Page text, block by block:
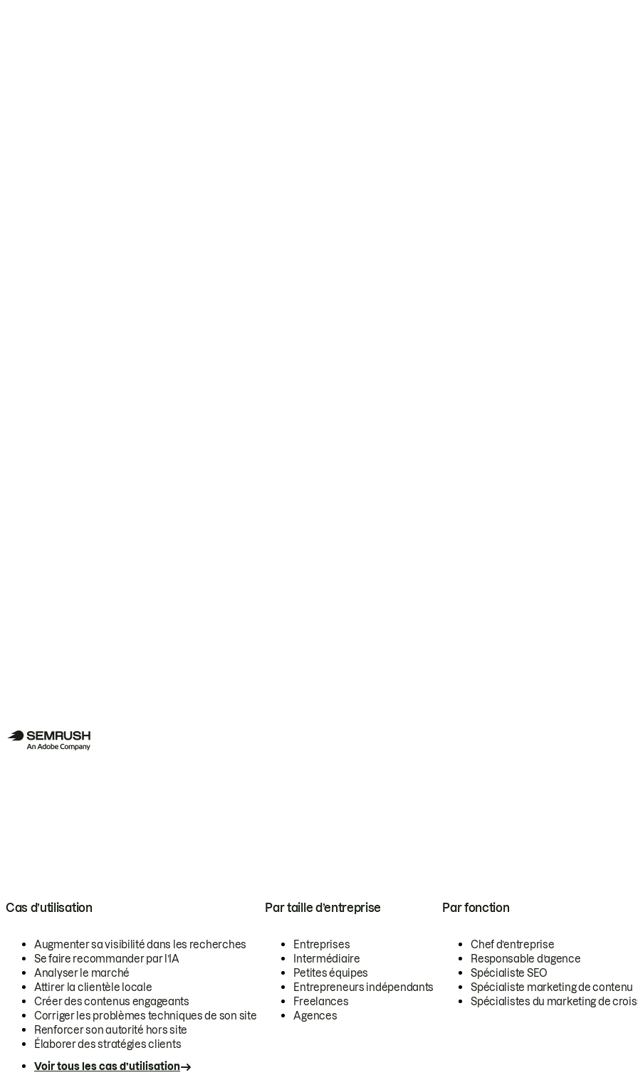
Cas d’utilisation
Augmenter sa visibilité dans les recherches
Se faire recommander par l’IA
Analyser le marché
Attirer la clientèle locale
Créer des contenus engageants
Corriger les problèmes techniques de son site
Renforcer son autorité hors site
Élaborer des stratégies clients
Voir tous les cas d’utilisation
Par taille d’entreprise
Entreprises
Intermédiaire
Petites équipes
Entrepreneurs indépendants
Freelances
Agences
Par fonction
Chef d’entreprise
Responsable d’agence
Spécialiste SEO
Spécialiste marketing de contenu
Spécialistes du marketing de